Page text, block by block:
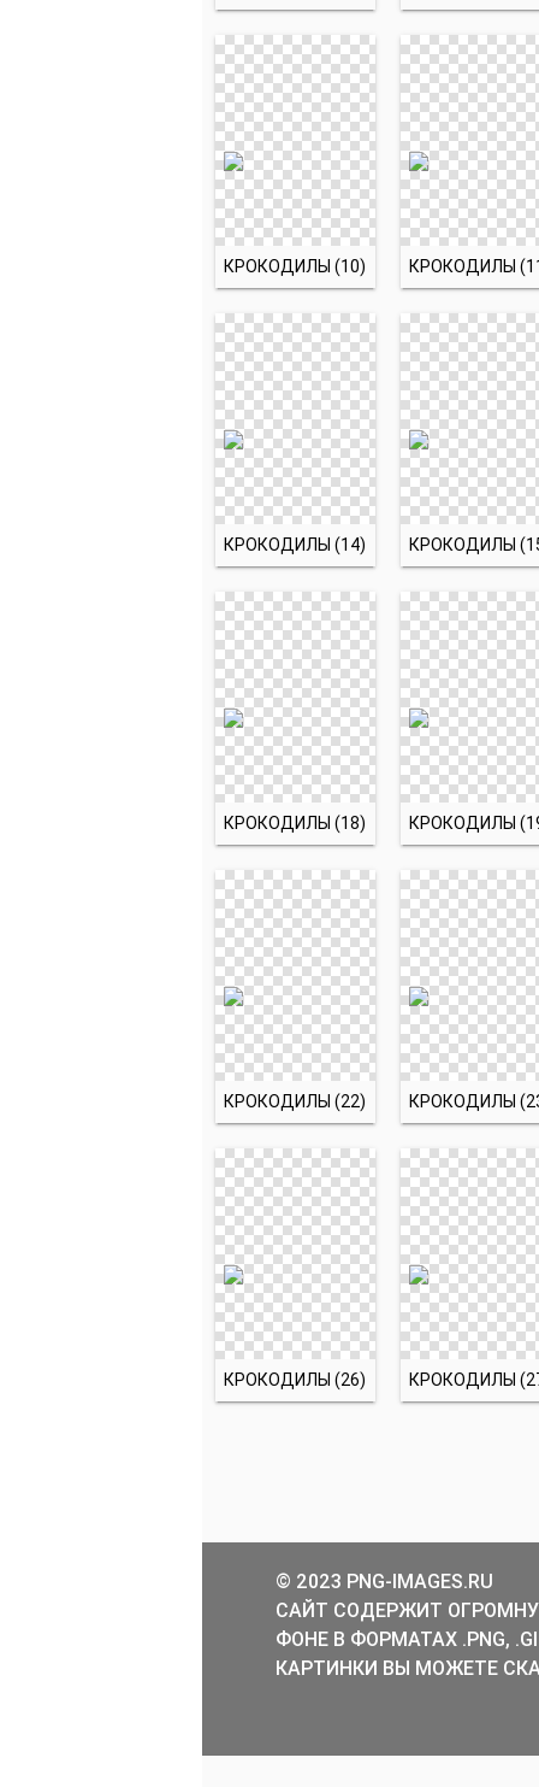
КРОКОДИЛЫ (10) КРОКОДИЛЫ
КРОКОДИЛЫ (14) КРОКОДИЛЫ
КРОКОДИЛЫ (18) КРОКОДИЛЫ
КРОКОДИЛЫ (22) КРОКОДИЛЫ
КРОКОДИЛЫ (26) КРОКОДИЛЫ
© 2023 PNG-IMAGES.RU
САЙТ СОДЕРЖИТ
ФОНЕ В ФОРМАТАХ .PNG,
КАРТИНКИ ВЫ МОЖЕТЕ